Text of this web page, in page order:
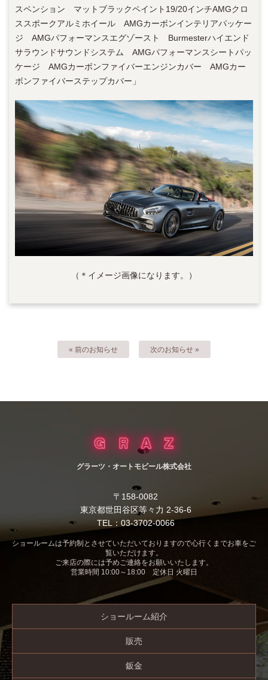
スペンション マットブラックペイント19/20インチAMGクロ
ススポークアルミホイール AMGカーボンインテリアパッケー
ジ AMGパフォーマンスエグゾースト Burmesterハイエンド
サラウンドサウンドシステム AMGパフォーマンスシートパッ
ケージ AMGカーボンファイバーエンジンカバー AMGカー
ボンファイバーステップカバー」
（＊イメージ画像になります。）
« 前のお知らせ 次のお知らせ »
グラーツ・オートモビール株式会社
〒158-0082
東京都世田谷区等々力 2-36-6
TEL：03-3702-0066
ショールームは予約制とさせていただいておりますので心行くまでお車をご
覧いただけます。
ご来店の際には予めご連絡をお願いいたします。
営業時間 10:00～18:00 定休日 火曜日
ショールーム紹介
販売
鈑金